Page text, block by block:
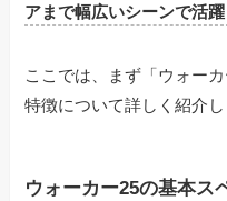
アまで幅広いシーンで活躍
ここでは、まず「ウォー
特徴について詳しく紹介し
ウォーカー25の基本ス